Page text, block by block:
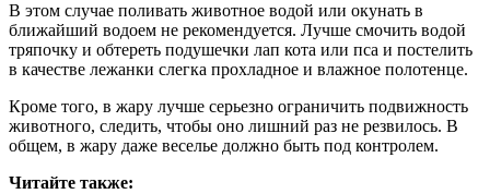
В этом случае поливать животное водой или окунать в
ближайший водоем не рекомендуется. Лучше смочить водой
тряпочку и обтереть подушечки лап кота или пса и постелить
в качестве лежанки слегка прохладное и влажное полотенце.
Кроме того, в жару лучше серьезно ограничить подвижность
животного, следить, чтобы оно лишний раз не резвилось. В
общем, в жару даже веселье должно быть под контролем.
Читайте также: